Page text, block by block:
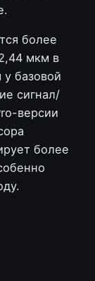
более
мкм в
базовой
сигнал/
версии
более